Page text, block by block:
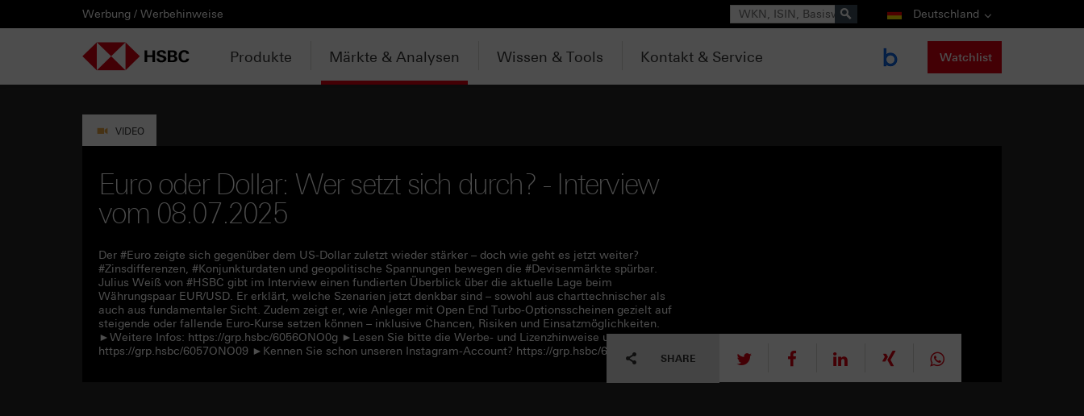
PRODUKTE
HEBELPRODUKTE
MÄRKTE & ANALYSEN
WISSEN & TOOLS
KONTAKT & SERVICE
DOWNLOADCENTER
LÄNDERAUSWAHL
Deutschland
AUSGEWÄHLTE SEITEN
HEBELPRODUKTE
Knock-out-Produkte
Weitere Hebelprodukte
Ausgestoppte Produkte
Intraday-Emissionen
ANLAGEPRODUKTE
Aktien- / Indexanleihen
Discount-Zertifikate
Express-Zertifikate
AKTUELLES
Neuemissionen
Trading-Aktionen
Intraday-Emissionen
ANALYSEN
Daily Trading
Trendkompass
Newsletter-Abonnement
VIDEOS
ntv-Zertifikate mit HSBC
Zertifikate Aktuell mit HSBC
WATCHLIST
Login / Zur Watchlist
WEBINARE
Webinartermine
WISSEN
kostenlose eBooks
Aktien- / Indexanleihen Rechner
Open End Knock-out-Produkte
KONTAKT
Kontaktformular
SERVICE
Wir über uns
DOWNLOADCENTER
Basisprospekte /
Wertpapierbeschreibungen
Unvollständige
Werbung / Werbehinweise Suche Deutschland
Produkte Märkte & Analysen Wissen & Tools Kontakt & Service Watchlist
VIDEO
Euro oder Dollar: Wer setzt sich durch? - Interview
vom 08.07.2025
Der #Euro zeigte sich gegenüber dem US-Dollar zuletzt wieder stärker – doch wie geht es jetzt weiter?
#Zinsdifferenzen, #Konjunkturdaten und geopolitische Spannungen bewegen die #Devisenmärkte spürbar.
Julius Weiß von #HSBC gibt im Interview einen fundierten Überblick über die aktuelle Lage beim
Währungspaar EUR/USD. Er erklärt, welche Szenarien jetzt denkbar sind – sowohl aus charttechnischer als
auch aus fundamentaler Sicht. Zudem zeigt er, wie Anleger mit Open End Turbo-Optionsscheinen gezielt auf
steigende oder fallende Euro-Kurse setzen können – inklusive Chancen, Risiken und Einsatzmöglichkeiten.
►Weitere Infos: https://grp.hsbc/6056ONO0g ►Lesen Sie bitte die Werbe- und Lizenzhinweise unter
https://grp.hsbc/6057ONO09 ►Kennen Sie schon unseren Instagram-Account? https://grp.hsbc/6058ONO0i
SHARE tweet mitteilen